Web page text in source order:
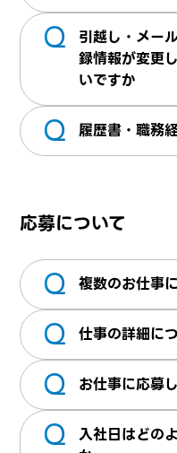
お仕事紹介には
ページは、テク
利用いただく上
くていいなど便
ます。応募後、
お伺いする面談
Q
引越し・メー
録情報が変更
いですか
マイページへロ
Q 履歴書・職務
ものをアップロ
いております。
応募について
Q 複数のお仕事
複数のお仕事に
めご承知ください
Q 仕事の詳細に
担当営業へお問
Q お仕事に応募
弊社にまだ登録
Q
入社日はどの